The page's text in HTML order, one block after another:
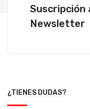
Suscripción
Newsletter
¿TIENES DUDAS?